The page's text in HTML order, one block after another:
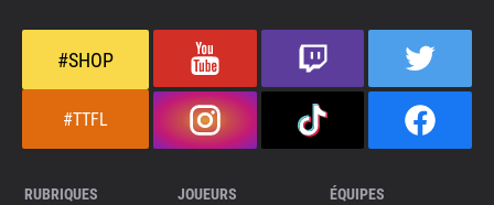
#SHOP
#TTFL
RUBRIQUES
JOUEURS ÉQUIPES